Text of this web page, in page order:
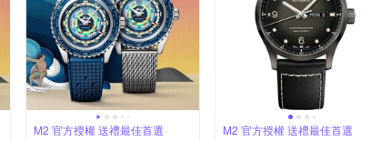
M2 官方授權 送禮最佳首選 M2 官方授權 送禮最佳首選